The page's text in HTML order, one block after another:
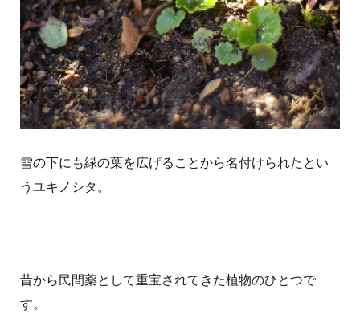
雪の下にも緑の葉を広げることから名付けられたとい
うユキノシタ。
昔から民間薬として重宝されてきた植物のひとつで
す。